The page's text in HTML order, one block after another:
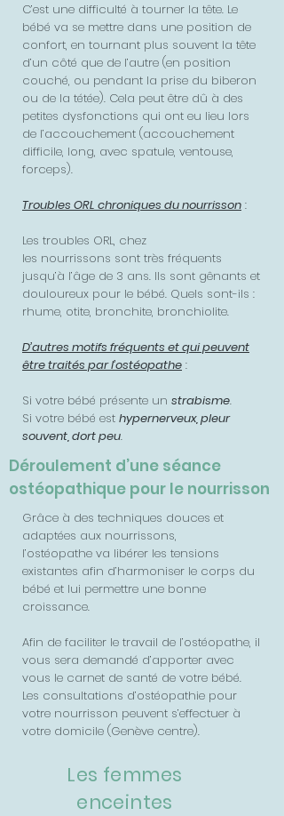
C’est une difficulté à tourner la tête. Le
bébé va se mettre dans une position de
confort, en tournant plus souvent la tête
d’un côté que de l’autre (en position
couché, ou pendant la prise du biberon
ou de la tétée). Cela peut être dû à des
petites dysfonctions qui ont eu lieu lors
de l’accouchement (accouchement
difficile, long, avec spatule, ventouse,
forceps).
Troubles ORL chroniques du nourrisson :
Les troubles ORL, chez
les nourrissons sont très fréquents
jusqu’à l’âge de 3 ans. Ils sont gênants et
douloureux pour le bébé. Quels sont-ils :
rhume, otite, bronchite, bronchiolite.
D’autres motifs fréquents et qui peuvent
être traités par l’ostéopathe :
Si votre bébé présente un strabisme.
Si votre bébé est hypernerveux, pleur
souvent, dort peu.
Déroulement d’une séance
ostéopathique pour le nourrisson
Grâce à des techniques douces et
adaptées aux nourrissons,
l’ostéopathe va libérer les tensions
existantes afin d’harmoniser le corps du
bébé et lui permettre une bonne
croissance.
Afin de faciliter le travail de l’ostéopathe, il
vous sera demandé d’apporter avec
vous le carnet de santé de votre bébé.
Les consultations d’ostéopathie pour
votre nourrisson peuvent s’effectuer à
votre domicile (Genève centre).
Les femmes
enceintes